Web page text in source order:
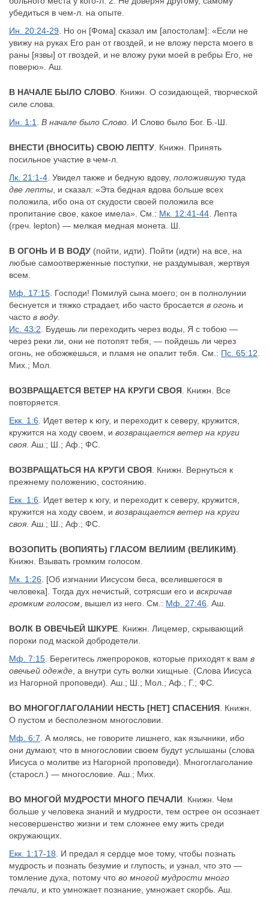
убедиться в чем-л. на опыте.
Ин. 20:24-29 . Но он [Фома] сказал им [апостолам]: «Если не
увижу на руках Его ран от гвоздей, и не вложу перста моего в
раны [язвы] от гвоздей, и не вложу руки моей в ребры Его, не
поверю». Аш.
В НАЧАЛЕ БЫЛО СЛОВО . Книжн. О созидающей, творческой
силе слова.
Ин. 1:1
В начале было Слово . И Слово было Бог. Б.-Ш.
ВНЕСТИ (ВНОСИТЬ) СВОЮ ЛЕПТУ . Книжн. Принять
посильное участие в чем-л.
Лк. 21:1-4 . Увидел также и бедную вдову, положившую туда
две лепты , и сказал: «Эта бедная вдова больше всех
положила, ибо она от скудости своей положила все
пропитание свое, какое имела». См.: Мк. 12:41-44 . Лепта
(греч. lepton) — мелкая медная монета. Ш.
В ОГОНЬ И В ВОДУ (пойти, идти). Пойти (идти) на все, на
любые самоотверженные поступки, не раздумывая, жертвуя
всем.
Мф. 17:15 . Господи! Помилуй сына моего; он в полнолунии
беснуется и тяжко страдает, ибо часто бросается в огонь и
часто в воду.
Ис. 43:2 . Будешь ли переходить через воды, Я с тобою —
через реки ли, они не потопят тебя, — пойдешь ли через
огонь, не обожжешься, и пламя не опалит тебя. См.: Пс. 65:12
Мих.; Мол.
ВОЗВРАЩАЕТСЯ ВЕТЕР НА КРУГИ СВОЯ . Книжн. Все
повторяется.
Екк. 1:6 . Идет ветер к югу, и переходит к северу, кружится,
кружится на ходу своем, и возвращается ветер на круги
своя . Аш.; Ш.; Аф.; ФС.
ВОЗВРАЩАТЬСЯ НА КРУГИ СВОЯ . Книжн. Вернуться к
прежнему положению, состоянию.
Екк. 1:6 . Идет ветер к югу, и переходит к северу, кружится,
кружится на ходу своем, и возвращается ветер на круги
своя . Аш.; Ш.; Аф.; ФС.
ВОЗОПИТЬ (ВОПИЯТЬ) ГЛАСОМ ВЕЛИИМ (ВЕЛИКИМ)
Книжн. Взывать громким голосом.
Мк. 1:26 . [Об изгнании Иисусом беса, вселившегося в
человека]. Тогда дух нечистый, сотрясши его и вскричав
громким голосом , вышел из него. См.: Мф. 27:46 . Аш.
ВОЛК В ОВЕЧЬЕЙ ШКУРЕ . Книжн. Лицемер, скрывающий
пороки под маской добродетели.
Мф. 7:15 . Берегитесь лжепророков, которые приходят к вам в
овечьей одежде , а внутри суть волки хищные. (Слова Иисуса
из Нагорной проповеди). Аш.; Ш.; Мол.; Аф.; Г.; ФС.
ВО МНОГОГЛАГОЛАНИИ НЕСТЬ [НЕТ] СПАСЕНИЯ . Книжн.
О пустом и бесполезном многословии.
Мф. 6:7 . А молясь, не говорите лишнего, как язычники, ибо
они думают, что в многословии своем будут услышаны (слова
Иисуса о молитве из Нагорной проповеди). Многоглаголание
(старосл.) — многословие. Аш.; Мих.
ВО МНОГОЙ МУДРОСТИ МНОГО ПЕЧАЛИ . Книжн. Чем
больше у человека знаний и мудрости, тем острее он осознает
несовершенство жизни и тем сложнее ему жить среди
окружающих.
Екк. 1:17-18 . И предал я сердце мое тому, чтобы познать
мудрость и познать безумие и глупость; и узнал, что это —
томление духа, потому что во многой мудрости много
печали , и кто умножает познание, умножает скорбь. Аш.